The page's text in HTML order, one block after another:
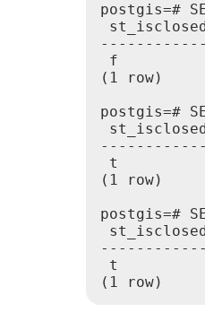
postgis=#
st_isclosed
f
(1 row)
postgis=#
st_isclosed
t
(1 row)
postgis=#
st_isclosed
t
(1 row)